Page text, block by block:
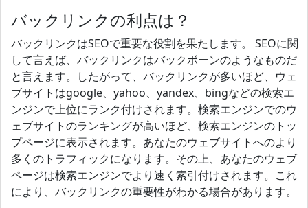
バックリンクの利点は？
バックリンクはSEOで重要な役割を果たします。 SEOに関
して言えば、バックリンクはバックボーンのようなものだ
と言えます。したがって、バックリンクが多いほど、ウェ
ブサイトはgoogle、yahoo、yandex、bingなどの検索エ
ンジンで上位にランク付けされます。検索エンジンでのウ
ェブサイトのランキングが高いほど、検索エンジンのトッ
プページに表示されます。あなたのウェブサイトへのより
多くのトラフィックになります。その上、あなたのウェブ
ページは検索エンジンでより速く索引付けされます。これ
により、バックリンクの重要性がわかる場合があります。